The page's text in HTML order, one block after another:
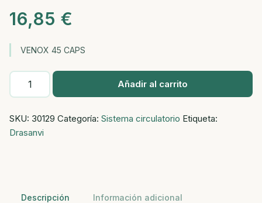
16,85 €
VENOX 45 CAPS
VENOX
cantidad
Añadir al carrito
SKU: 30129 Categoría: Sistema circulatorio Etiqueta:
Drasanvi
Descripción Información adicional